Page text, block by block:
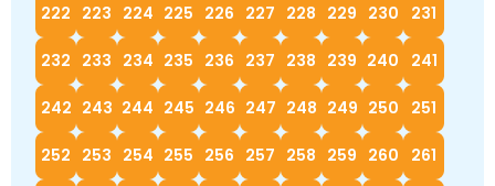
222 223 224 225 226 227 228 229 230 231
232 233 234 235 236 237 238 239 240 241
242 243 244 245 246 247 248 249 250 251
252 253 254 255 256 257 258 259 260 261